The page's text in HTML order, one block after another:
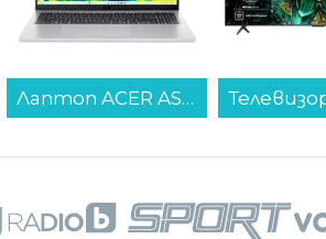
Лаптоп ACER ASPIRE GO 16 AG16-71P-791J NX.JTGEX.002 , 1000GB SSD , 16.00 , 32 , Intel Core 7 150U (10 cores) , Intel Graphics , Windows...